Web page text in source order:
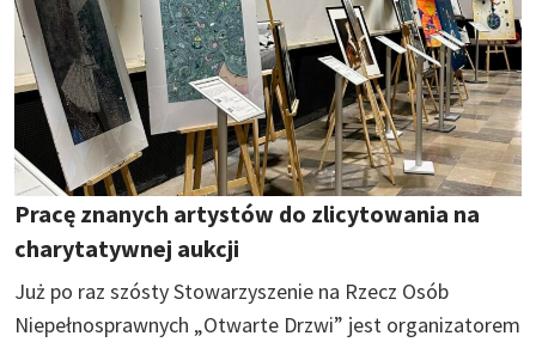
Pracę znanych artystów do zlicytowania na
charytatywnej aukcji
Już po raz szósty Stowarzyszenie na Rzecz Osób
Niepełnosprawnych „Otwarte Drzwi” jest organizatorem